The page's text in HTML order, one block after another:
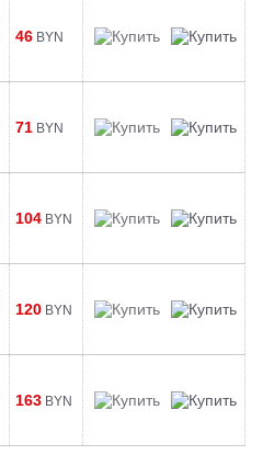
46 BYN
71 BYN
104 BYN
120 BYN
163 BYN